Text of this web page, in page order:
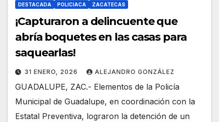
DESTACADA POLICIACA ZACATECAS
¡Capturaron a delincuente que
abría boquetes en las casas para
saquearlas!
31 ENERO, 2026 ALEJANDRO GONZÁLEZ
GUADALUPE, ZAC.- Elementos de la Policía
Municipal de Guadalupe, en coordinación con la
Estatal Preventiva, lograron la detención de un